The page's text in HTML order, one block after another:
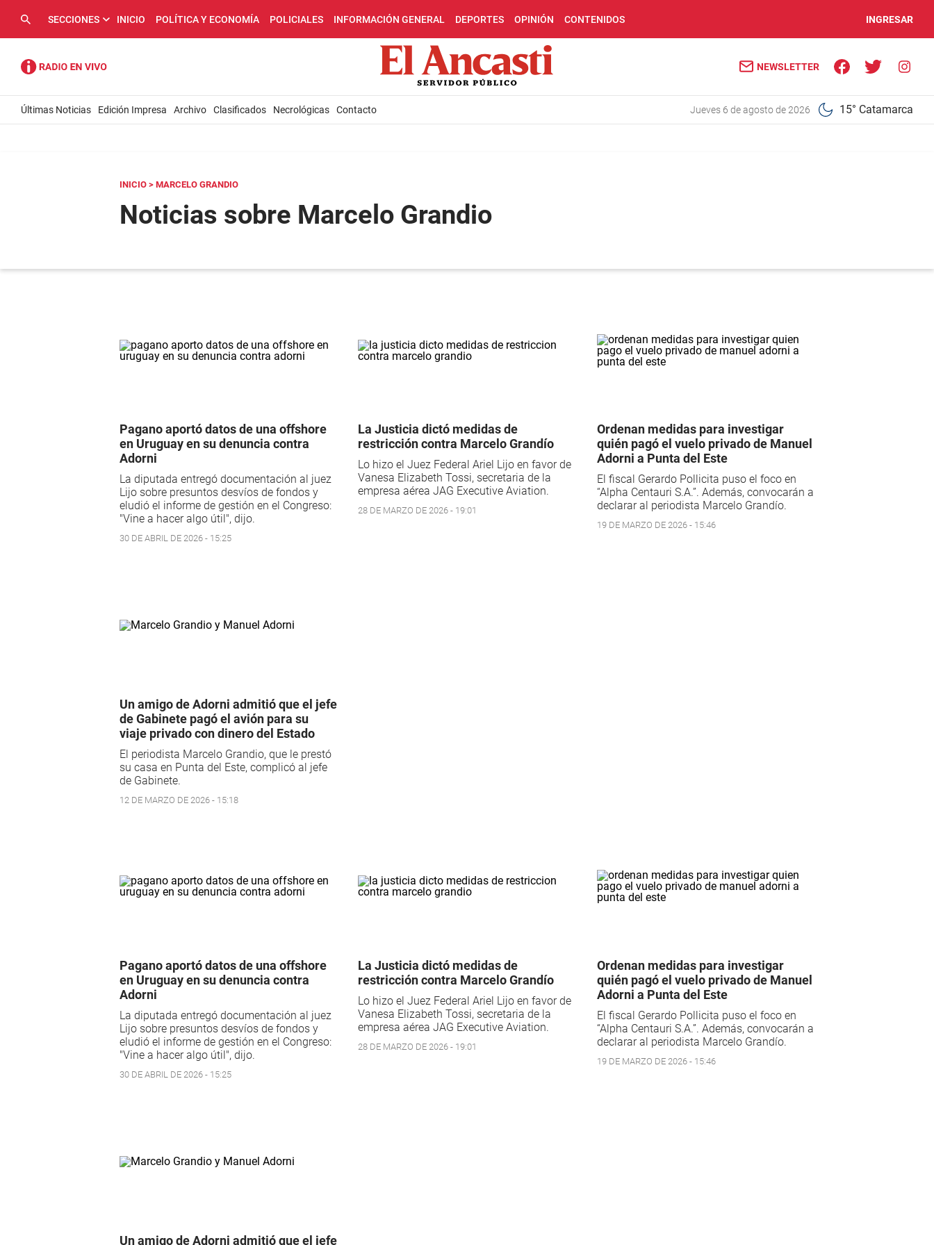
SECCIONES INICIO POLÍTICA Y ECONOMÍA POLICIALES INFORMACIÓN GENERAL DEPORTES OPINIÓN CONTENIDOS INGRESAR
NEWSLETTER
Últimas Noticias Edición Impresa Archivo Clasificados Necrológicas Contacto jueves 6 de agosto de 2026 15° Catamarca
INICIO > MARCELO GRANDIO
Noticias sobre Marcelo Grandio
Pagano aportó datos de una offshore
en Uruguay en su denuncia contra
Adorni
La diputada entregó documentación al juez
Lijo sobre presuntos desvíos de fondos y
eludió el informe de gestión en el Congreso:
"Vine a hacer algo útil", dijo.
30 DE ABRIL DE 2026 - 15:25
La Justicia dictó medidas de
restricción contra Marcelo Grandío
Lo hizo el Juez Federal Ariel Lijo en favor de
Vanesa Elizabeth Tossi, secretaria de la
empresa aérea JAG Executive Aviation.
28 DE MARZO DE 2026 - 19:01
Ordenan medidas para investigar
quién pagó el vuelo privado de Manuel
Adorni a Punta del Este
El fiscal Gerardo Pollicita puso el foco en
“Alpha Centauri S.A.”. Además, convocarán a
declarar al periodista Marcelo Grandío.
19 DE MARZO DE 2026 - 15:46
Un amigo de Adorni admitió que el jefe
de Gabinete pagó el avión para su
viaje privado con dinero del Estado
El periodista Marcelo Grandio, que le prestó
su casa en Punta del Este, complicó al jefe
de Gabinete.
12 DE MARZO DE 2026 - 15:18
Pagano aportó datos de una offshore
en Uruguay en su denuncia contra
Adorni
La diputada entregó documentación al juez
Lijo sobre presuntos desvíos de fondos y
eludió el informe de gestión en el Congreso:
"Vine a hacer algo útil", dijo.
30 DE ABRIL DE 2026 - 15:25
La Justicia dictó medidas de
restricción contra Marcelo Grandío
Lo hizo el Juez Federal Ariel Lijo en favor de
Vanesa Elizabeth Tossi, secretaria de la
empresa aérea JAG Executive Aviation.
28 DE MARZO DE 2026 - 19:01
Ordenan medidas para investigar
quién pagó el vuelo privado de Manuel
Adorni a Punta del Este
El fiscal Gerardo Pollicita puso el foco en
“Alpha Centauri S.A.”. Además, convocarán a
declarar al periodista Marcelo Grandío.
19 DE MARZO DE 2026 - 15:46
Un amigo de Adorni admitió que el jefe